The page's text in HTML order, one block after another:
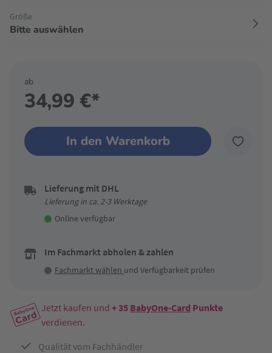
Größe
Bitte auswählen
ab
34,99 €*
In den Warenkorb
Lieferung mit DHL
Lieferung in ca. 2-3 Werktage
Online verfügbar
Im Fachmarkt abholen & zahlen
Fachmarkt wählen und Verfügbarkeit prüfen
Jetzt kaufen und + 35 BabyOne-Card Punkte
verdienen.
Qualität vom Fachhändler